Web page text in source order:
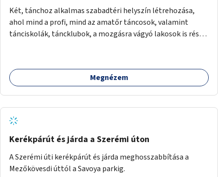
Két, tánchoz alkalmas szabadtéri helyszín létrehozása,
ahol mind a profi, mind az amatőr táncosok, valamint
tánciskolák, táncklubok, a mozgásra vágyó lakosok is részt
Megnézem
Kerékpárút és járda a Szerémi úton
A Szerémi úti kerékpárút és járda meghosszabbítása a
Mezőkövesdi úttól a Savoya parkig.